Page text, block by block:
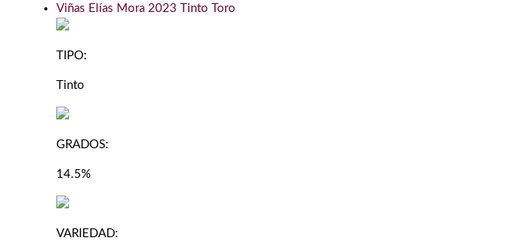
Viñas Elías Mora 2023 Tinto Toro
TIPO:
Tinto
GRADOS:
14.5%
VARIEDAD: